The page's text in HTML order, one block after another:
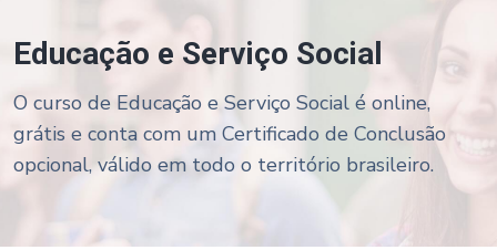
Educação e Serviço Social
O curso de Educação e Serviço Social é online,
grátis e conta com um Certificado de Conclusão
opcional, válido em todo o território brasileiro.